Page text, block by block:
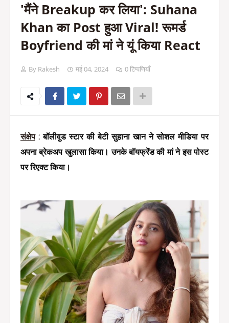
'मैंने Breakup कर लिया': Suhana
Khan का Post हुआ Viral! रूमर्ड
Boyfriend की मां ने यूं किया React
By Rakesh मई 04, 2024 0 टिप्पणियाँ
संक्षेप : बॉलीवुड स्टार की बेटी सुहाना खान ने सोशल मीडिया पर
अपना ब्रेकअप खुलासा किया। उनके बॉयफ्रेंड की मां ने इस पोस्ट
पर रिएक्ट किया।